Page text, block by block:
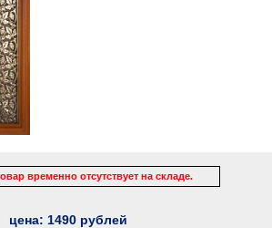
временно отсутствует на складе.
цена: 1490 рублей